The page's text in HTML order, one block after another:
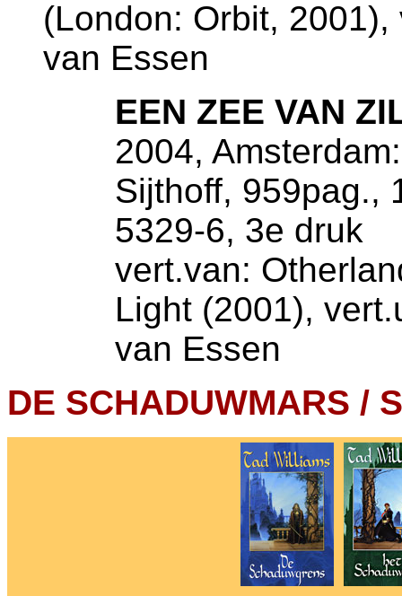
(London: Orbit,
van Essen
EEN ZEE VAN
2004,
Sijthoff, 959pag.,
5329-6, 3e druk
vert.van:
Light (2001),
van Essen
DE SCHADUWMARS /